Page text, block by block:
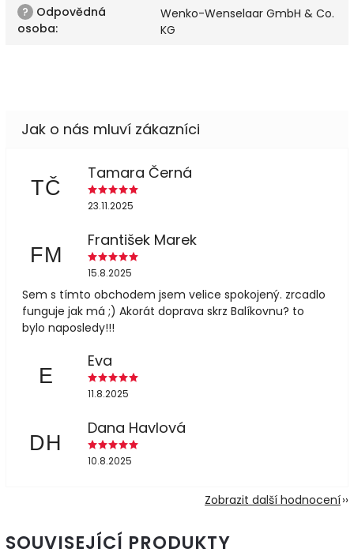
? Odpovědná
osoba:
Wenko-Wenselaar GmbH & Co.
KG
TČ
Tamara Černá
23.11.2025
FM
František Marek
15.8.2025
Sem s tímto obchodem jsem velice spokojený. zrcadlo
funguje jak má ;) Akorát doprava skrz Balíkovnu? to
bylo naposledy!!!
E
Eva
11.8.2025
DH
Dana Havlová
10.8.2025
Zobrazit další hodnocení
SOUVISEJÍCÍ PRODUKTY